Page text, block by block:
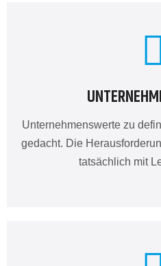
Unternehmenswerte zu
gedacht. Die
tatsächlich mit